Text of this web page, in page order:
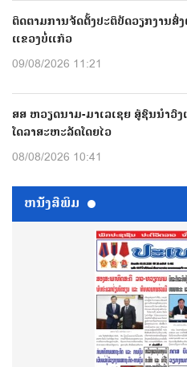
ຕິດຕາມການຈັດຕັ້ງປະຕິບັດວຽກງານສົ່
ແຂວງບໍ່ແກ້ວ
09/08/2026 11:21
ສສ ຫວຽດນາມ-ມາເລເຊຍ ສູ້ຊົນນຳວົ
ໂດລາສະຫະລັດໂດຍໄວ
08/08/2026 10:41
ຫນ້ັງສືພິມ